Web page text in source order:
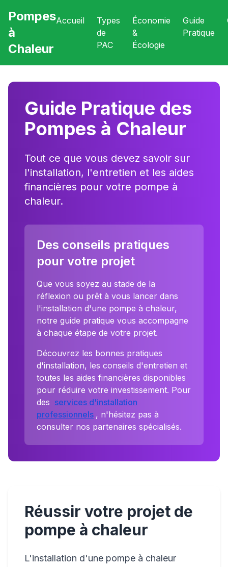
Pompes
à
Chaleur
Accueil
Types
de
PAC
Économie
&
Écologie
Guide
Pratique
Guide Pratique des
Pompes à Chaleur
Tout ce que vous devez savoir sur
l'installation, l'entretien et les aides
financières pour votre pompe à
chaleur.
Des conseils pratiques
pour votre projet
Que vous soyez au stade de la
réflexion ou prêt à vous lancer dans
l'installation d'une pompe à chaleur,
notre guide pratique vous accompagne
à chaque étape de votre projet.
Découvrez les bonnes pratiques
d'installation, les conseils d'entretien et
toutes les aides financières disponibles
pour réduire votre investissement. Pour
des services d'installation
professionnels , n'hésitez pas à
consulter nos partenaires spécialisés.
Réussir votre projet de
pompe à chaleur
L'installation d'une pompe à chaleur